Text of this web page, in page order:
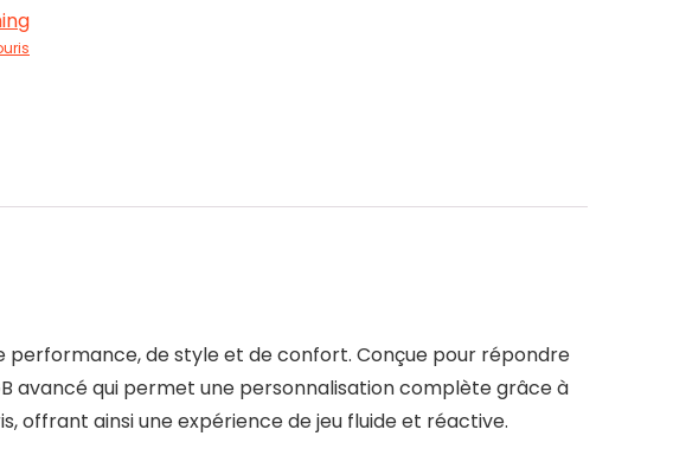
performance, de style et de confort. Conçue pour répondre
avancé qui permet une personnalisation complète grâce à
offrant ainsi une expérience de jeu fluide et réactive.